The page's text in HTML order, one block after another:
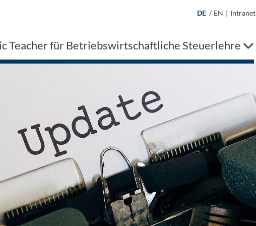
DE / EN | Intranet
Teacher für Betriebswirtschaftliche Steuerlehre